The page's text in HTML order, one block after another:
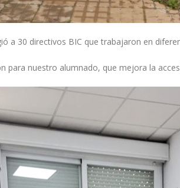
a 30 directivos BIC que trabajaron en
para nuestro alumnado, que mejora la